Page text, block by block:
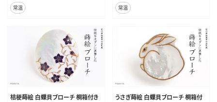
常温
常温
桔梗蒔絵 白蝶貝ブローチ 桐箱付き
うさぎ蒔絵 白蝶貝ブローチ 桐箱付